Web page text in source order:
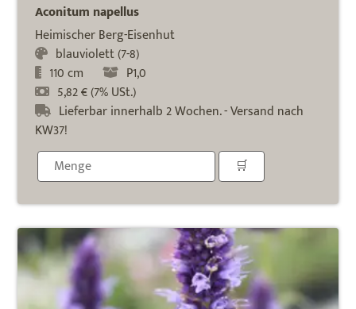
Aconitum napellus
Heimischer Berg-Eisenhut
blauviolett (7-8)
110 cm
P1,0
5,82 € (7% USt.)
Lieferbar innerhalb 2 Wochen. - Versand nach
KW37!